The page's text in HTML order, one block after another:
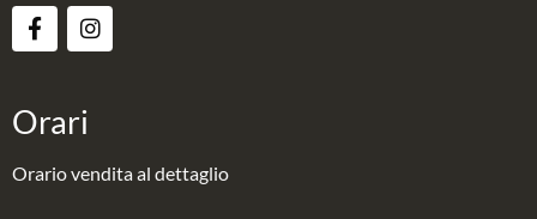
Orari
Orario vendita al dettaglio